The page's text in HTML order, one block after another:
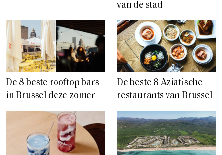
van de stad
De 8 beste rooftop bars
in Brussel deze zomer
De beste 8 Aziatische
restaurants van Brussel